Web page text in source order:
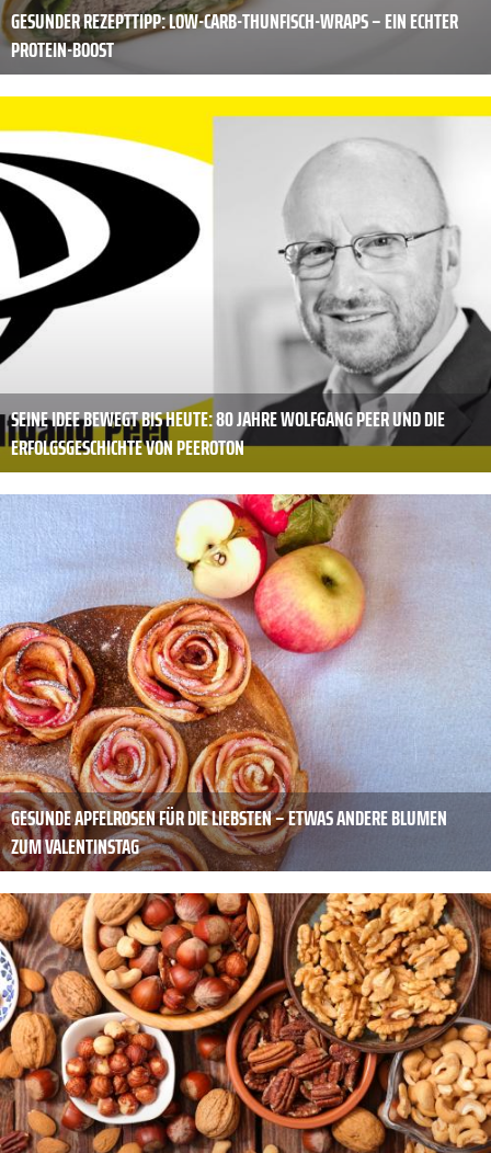
GESUNDER REZEPTTIPP: LOW-CARB-THUNFISCH-WRAPS – EIN ECHTER
PROTEIN-BOOST
SEINE IDEE BEWEGT BIS HEUTE: 80 JAHRE WOLFGANG PEER UND DIE
ERFOLGSGESCHICHTE VON PEEROTON
GESUNDE APFELROSEN FÜR DIE LIEBSTEN – ETWAS ANDERE BLUMEN
ZUM VALENTINSTAG